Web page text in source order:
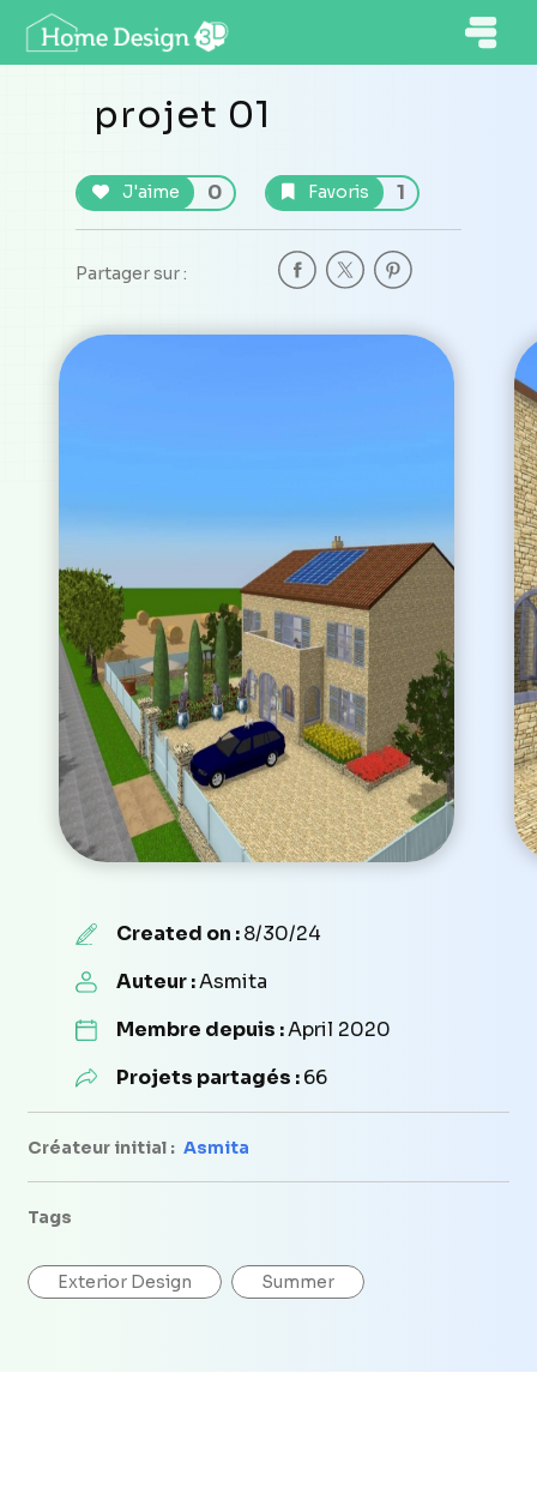
projet 01
J'aime 0 Favoris 1
Partager sur :
Created on :8/30/24
Auteur :Asmita
Membre depuis :April 2020
Projets partagés :66
Créateur initial : Asmita
Tags
Exterior Design Summer